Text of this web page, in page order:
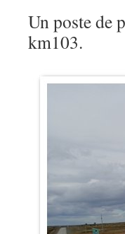
Un poste de
km103.